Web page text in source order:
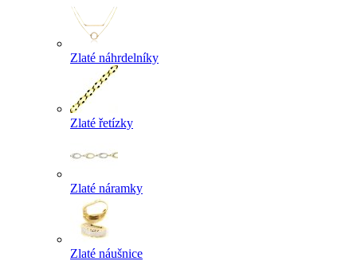
Zlaté náhrdelníky
Zlaté řetízky
Zlaté náramky
Zlaté náušnice